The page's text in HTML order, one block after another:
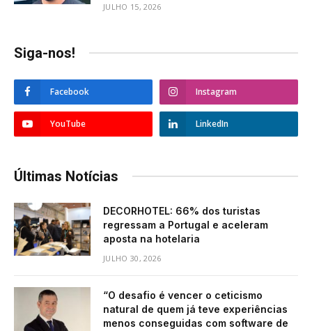
JULHO 15, 2026
Siga-nos!
Facebook Instagram
YouTube LinkedIn
Últimas Notícias
DECORHOTEL: 66% dos turistas
regressam a Portugal e aceleram
aposta na hotelaria
JULHO 30, 2026
“O desafio é vencer o ceticismo
natural de quem já teve experiências
menos conseguidas com software de